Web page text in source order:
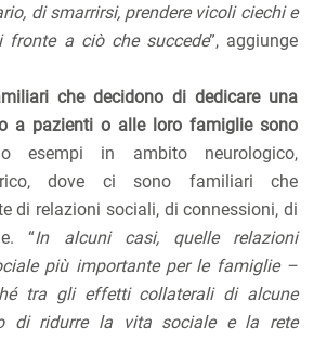
di smarrirsi, prendere vicoli ciechi e
fronte a ciò che succede”, aggiunge
che decidono di dedicare una
a pazienti o alle loro famiglie sono
esempi in ambito neurologico,
dove ci sono familiari che
di relazioni sociali, di connessioni, di
“In alcuni casi, quelle relazioni
più importante per le famiglie –
tra gli effetti collaterali di alcune
di ridurre la vita sociale e la rete